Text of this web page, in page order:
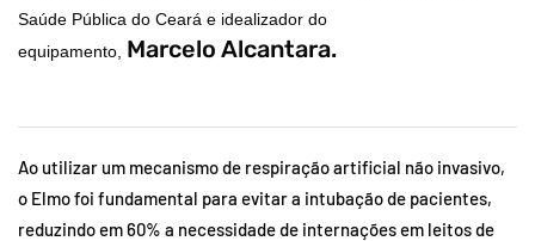
Saúde Pública do Ceará e idealizador do
equipamento, Marcelo Alcantara.
Ao utilizar um mecanismo de respiração artificial não invasivo,
o Elmo foi fundamental para evitar a intubação de pacientes,
reduzindo em 60% a necessidade de internações em leitos de